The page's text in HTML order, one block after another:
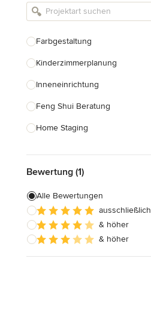
Armaturen & Sanitärbedarf
Einbauschränke
Farbgestaltung
Kinderzimmerplanung
Inneneinrichtung
Feng Shui Beratung
Home Staging
Alle anzeigen
Bewertung (1)
Alle Bewertungen
ausschließlich
& höher
& höher